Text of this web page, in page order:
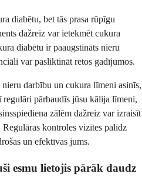
diabētu, bet tās prasa rūpīgu
dažreiz var ietekmēt cukura
diabētu ir paaugstināts nieru
var pasliktināt retos gadījumos.
darbību un cukura līmeni asinīs,
pārbaudīs jūsu kālija līmeni,
zālēm dažreiz var izraisīt
kontroles vizītes palīdz
un efektīvas jums.
esmu lietojis pārāk daudz